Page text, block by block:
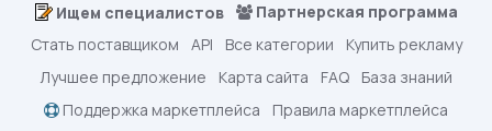
Ищем специалистов
Партнерская программа
Стать поставщиком
API Все категории
Купить рекламу
Лучшее предложение
Карта сайта FAQ
База знаний
Поддержка маркетплейса
Правила маркетплейса